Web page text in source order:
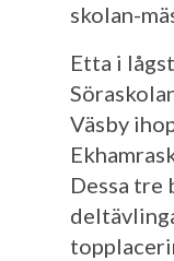
skolan-
Etta i
Väsby
Dessa tre